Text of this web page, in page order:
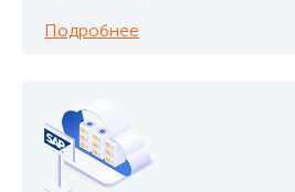
Подробнее